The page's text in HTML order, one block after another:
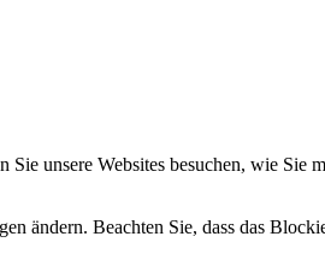
unsere Websites besuchen, wie Sie
ändern. Beachten Sie, dass das